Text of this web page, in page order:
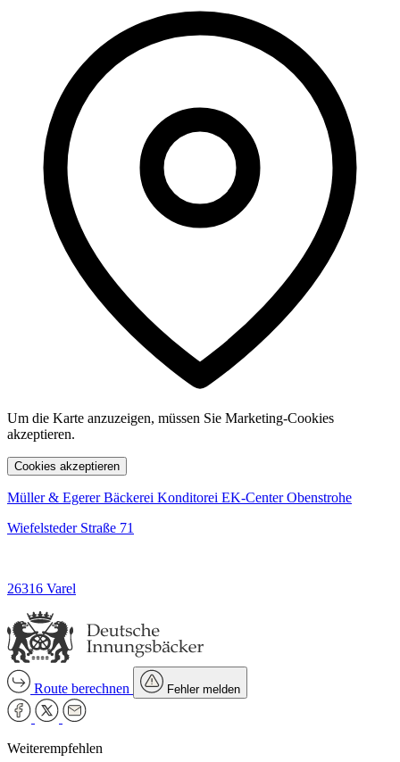
Um die Karte anzuzeigen, müssen Sie Marketing-Cookies
akzeptieren.
Cookies akzeptieren
Müller & Egerer Bäckerei Konditorei EK-Center Obenstrohe
Wiefelsteder Straße 71
26316 Varel
Route berechnen Fehler melden
Weiterempfehlen